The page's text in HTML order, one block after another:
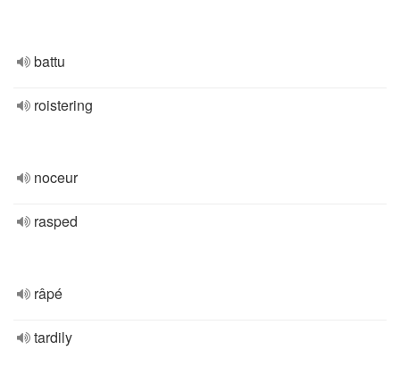
battu
roistering
noceur
rasped
râpé
tardily